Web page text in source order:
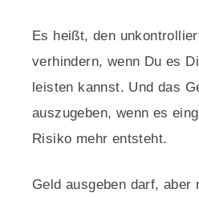
Es heißt, den
verhindern, wenn Du es
leisten kannst. Und das
auszugeben, wenn es
Risiko mehr entsteht.
Geld ausgeben darf, aber